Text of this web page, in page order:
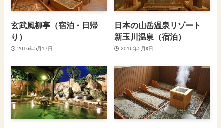
玄武風柳亭（宿泊・日帰
り）
2016年5月17日
日本の山岳温泉リゾート
新玉川温泉（宿泊）
2016年5月8日